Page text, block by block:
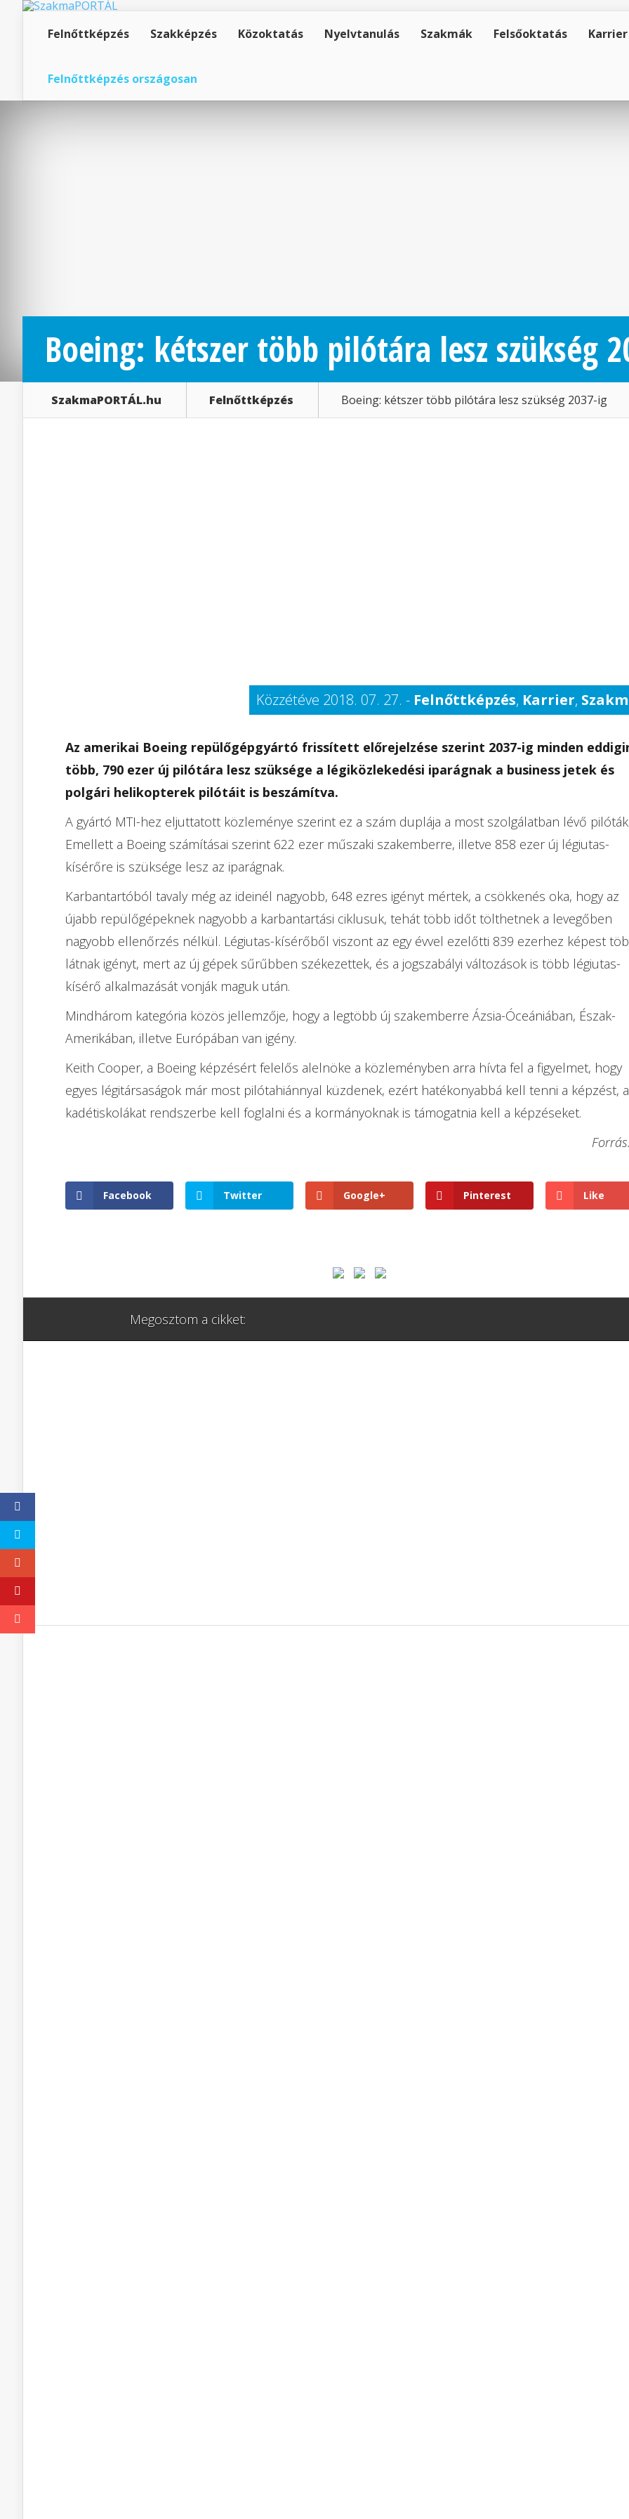
Felnőttképzés Szakképzés Közoktatás Nyelvtanulás Szakmák Felsőoktatás Karrier
Felnőttképzés országosan
Boeing: kétszer több pilótára lesz szükség
SzakmaPORTÁL.hu Felnőttképzés Boeing: kétszer több pilótára lesz szükség 2037-ig
Közzétéve 2018. 07. 27. - Felnőttképzés, Karrier,
Az amerikai Boeing repülőgépgyártó frissített előrejelzése szerint 2037-ig minden
több, 790 ezer új pilótára lesz szüksége a légiközlekedési iparágnak a business jetek és
polgári helikopterek pilótáit is beszámítva.
A gyártó MTI-hez eljuttatott közleménye szerint ez a szám duplája a most szolgálatban lévő
Emellett a Boeing számításai szerint 622 ezer műszaki szakemberre, illetve 858 ezer új légiutas-
kísérőre is szüksége lesz az iparágnak.
Karbantartóból tavaly még az ideinél nagyobb, 648 ezres igényt mértek, a csökkenés oka, hogy az
újabb repülőgépeknek nagyobb a karbantartási ciklusuk, tehát több időt tölthetnek a levegőben
nagyobb ellenőrzés nélkül. Légiutas-kísérőből viszont az egy évvel ezelőtti 839 ezerhez képest
látnak igényt, mert az új gépek sűrűbben székezettek, és a jogszabályi változások is több légiutas-
kísérő alkalmazását vonják maguk után.
Mindhárom kategória közös jellemzője, hogy a legtöbb új szakemberre Ázsia-Óceániában, Észak-
Amerikában, illetve Európában van igény.
Keith Cooper, a Boeing képzésért felelős alelnöke a közleményben arra hívta fel a figyelmet, hogy
egyes légitársaságok már most pilótahiánnyal küzdenek, ezért hatékonyabbá kell tenni a képzést, a
kadétiskolákat rendszerbe kell foglalni és a kormányoknak is támogatnia kell a képzéseket.
Facebook Twitter Google+ Pinterest Like
Megosztom a cikket: